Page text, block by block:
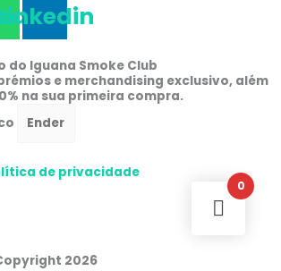
do Iguana Smoke Club
e merchandising exclusivo, além
na sua primeira compra.
de privacidade
2026
0